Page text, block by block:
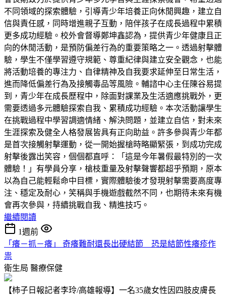
不同領域的探索體驗，引導青少年培養正向休閒興趣，建立自
信與責任感，同時增進親子互動，陪伴孩子在成長過程中累積
更多成功經驗。校外會督導鄭坤鑫認為，提供青少年健康且正
向的休閒活動，是預防偏差行為的重要策略之一。透過射擊體
驗，學生不僅學習遵守規範、尊重紀律與建立安全觀念，也能
將活動培養的專注力、自律精神及自我要求延伸至日常生活，
進而降低偏差行為及接觸毒品等風險。輔諮中心主任陳谷易提
到，青少年在成長歷程中，除面對課業及生活適應挑戰外，更
需要透過多元體驗探索自我、累積成功經驗。本次活動讓學生
在挑戰過程中學習調適情緒、解決問題，並建立自信，對未來
生涯探索及健全人格發展皆具有正向助益。許多參與青少年都
是首次接觸射擊運動，從一開始握槍時略顯緊張，到成功完成
射擊後露出笑容，個個都直呼：「這是今年暑假最特別的一次
體驗！」有學員分享，槍枝重量及射擊聲響都超乎預期，原本
以為自己能輕鬆命中目標，實際體驗後才發現射擊需要高度專
注、穩定及耐心，笑稱與手機遊戲截然不同，也期待未來有機
會再次參與，持續挑戰自我、精進技巧。
繼續閱讀
1週前
「癢－抓－癢」 奇癢難耐還長出硬結節 恐是結節性癢疹作
祟
衛生局 醫療保健
【柿子日報記者李玲/高雄報導】一名35歲女性因四肢皮膚長